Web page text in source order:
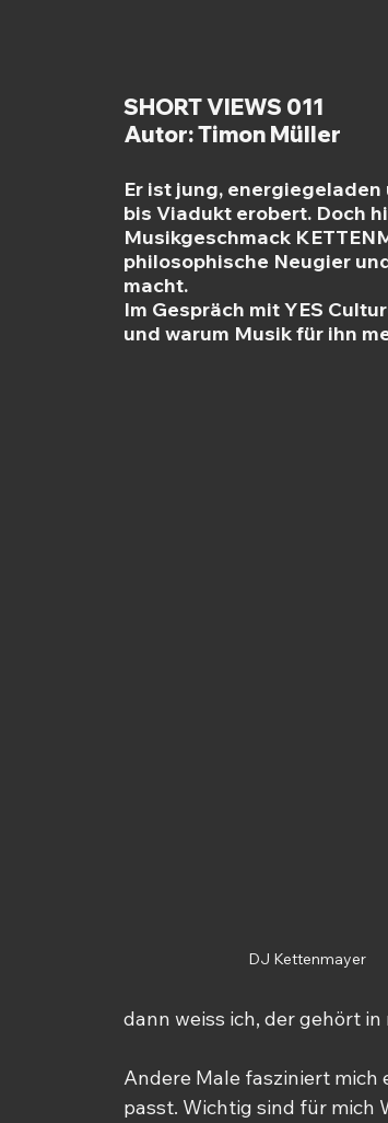
SHORT VIEWS 011
Autor: Timon Müller
Er ist jung,
bis Viadukt erobert. Doch
Musikgeschmack
philosophische Neugier
macht.
Im Gespräch mit YES
und warum Musik für ihn
DJ Kettenmayer
dann weiss ich, der gehört in
Andere Male fasziniert mich
passt. Wichtig sind für mich